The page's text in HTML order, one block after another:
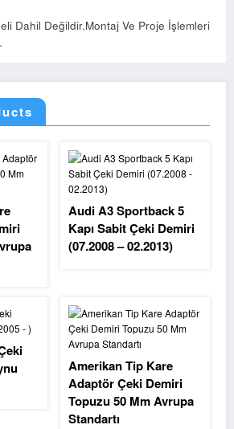
Dahil Değildir.Montaj Ve Proje İşlemleri
Audi A3 Sportback 5
Kapı Sabit Çeki Demiri
(07.2008 – 02.2013)
Amerikan Tip Kare
Adaptör Çeki Demiri
Topuzu 50 Mm Avrupa
Standartı